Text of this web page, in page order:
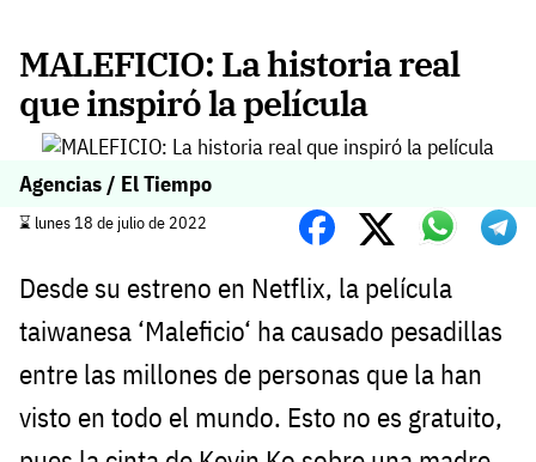
MALEFICIO: La historia real
que inspiró la película
Agencias / El Tiempo
⌛️ lunes 18 de julio de 2022
Desde su estreno en Netflix, la película
taiwanesa ‘Maleficio‘ ha causado pesadillas
entre las millones de personas que la han
visto en todo el mundo. Esto no es gratuito,